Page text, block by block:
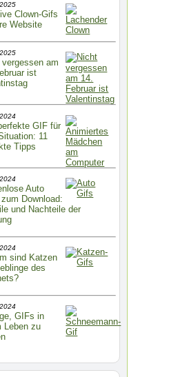
Clown-Gifs
Website
vergessen am
ist
GIF für
11
Tipps
Auto
Download:
und Nachteile der
sind Katzen
des
GIFs in
Leben zu